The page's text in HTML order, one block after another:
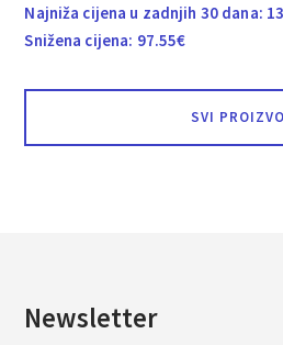
Najniža cijena u zadnjih 30 dana:
Snižena cijena: 97.55€
SVI
Newsletter